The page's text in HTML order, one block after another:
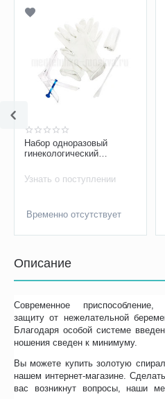
Набор одноразовый
гинекологический
Yunona Тип 2
Узнать о поступлении
Временно отсутствует
Описание
Современное
защиту от нежелательной
Благодаря особой системе
ношения сведен к минимуму.
Вы можете купить золотую
нашем интернет-магазине.
вас возникнут вопросы, наши